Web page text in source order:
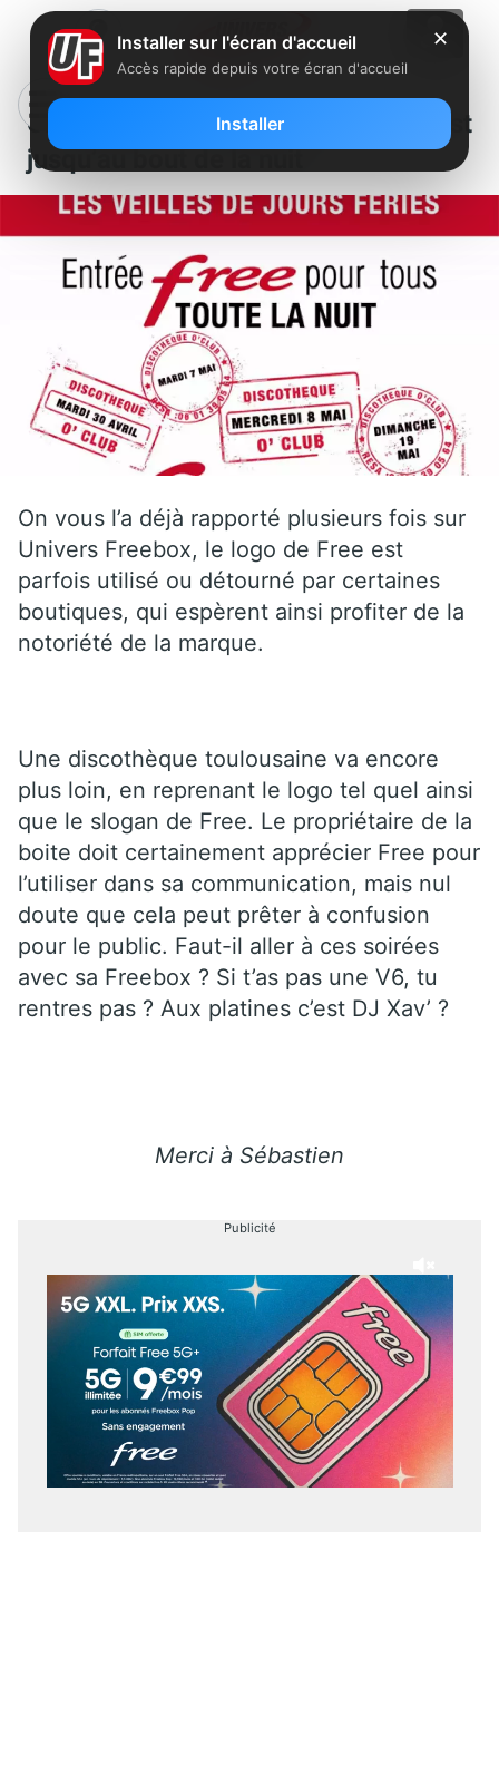
Clin d’oeil : A Toulouse, Free, c’est
jusqu’au bout de la nuit
On vous l’a déjà rapporté plusieurs fois sur
Univers Freebox, le logo de Free est
parfois utilisé ou détourné par certaines
boutiques, qui espèrent ainsi profiter de la
notoriété de la marque.
Une discothèque toulousaine va encore
plus loin, en reprenant le logo tel quel ainsi
que le slogan de Free. Le propriétaire de la
boite doit certainement apprécier Free pour
l’utiliser dans sa communication, mais nul
doute que cela peut prêter à confusion
pour le public. Faut-il aller à ces soirées
avec sa Freebox ? Si t’as pas une V6, tu
rentres pas ? Aux platines c’est DJ Xav’ ?
Merci à Sébastien
Publicité
✕
Installer sur l'écran d'accueil
Accès rapide depuis votre écran d'accueil
Installer